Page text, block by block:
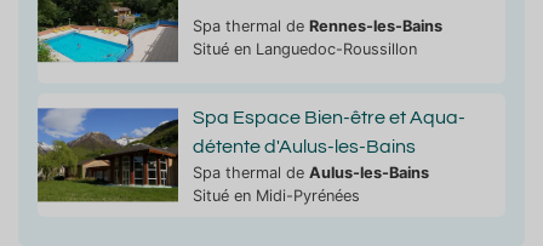
Spa thermal de Rennes-les-Bains
Situé en Languedoc-Roussillon
Spa Espace Bien-être et Aqua-
détente d'Aulus-les-Bains
Spa thermal de Aulus-les-Bains
Situé en Midi-Pyrénées